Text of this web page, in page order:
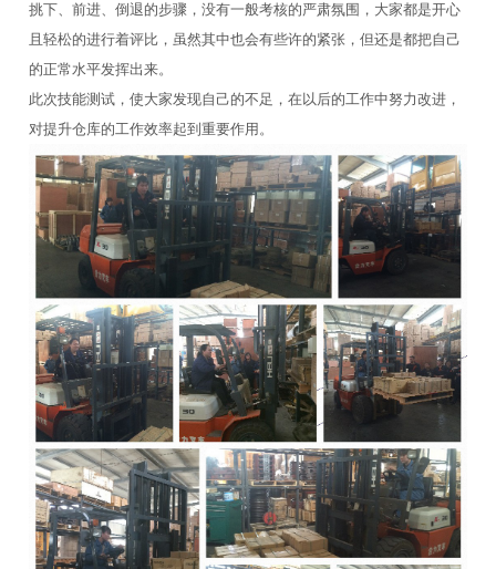
挑下、前进、倒退的步骤，没有一般考核的严肃氛围，大家都是开心
且轻松的进行着评比，虽然其中也会有些许的紧张，但还是都把自己
的正常水平发挥出来。
此次技能测试，使大家发现自己的不足，在以后的工作中努力改进，
对提升仓库的工作效率起到重要作用。